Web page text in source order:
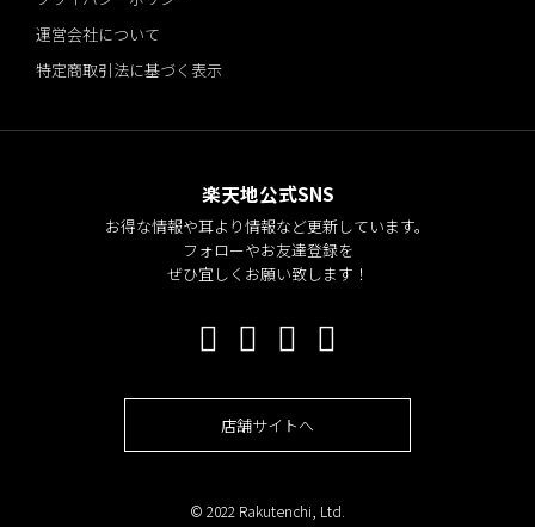
運営会社について
特定商取引法に基づく表示
楽天地公式SNS
お得な情報や耳より情報など更新しています。
フォローやお友達登録を
ぜひ宜しくお願い致します！
店舗サイトへ
© 2022 Rakutenchi, Ltd.